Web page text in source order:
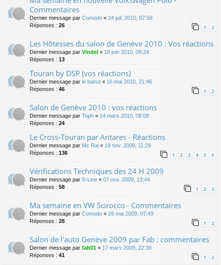
Commentaires
Dernier message par Comodo « 24 juil. 2010, 07:58
Réponses : 26 1 2
Les Hôtesses du salon de Genève 2010 : Vos réactions
Dernier message par Vindel « 18 juin 2010, 09:24
Réponses : 13
Touran by DSP (vos réactions)
Dernier message par le bahut « 16 mai 2010, 21:46
Réponses : 46 1 2
Salon de Genève 2010 : vos réactions
Dernier message par Toph « 14 mars 2010, 08:09
Réponses : 24
Le Cross-Touran par Antares - Réactions
Dernier message par Mc Rai « 19 nov. 2009, 11:29
Réponses : 136 1 2 3 4 5 6
Vérifications Techniques des 24 H 2009
Dernier message par S-Line « 07 nov. 2009, 13:44
Réponses : 58 1 2 3
Ma semaine en VW Scirocco - Commentaires
Dernier message par Comodo « 28 mai 2009, 07:49
Réponses : 28 1 2
Salon de l'auto Genève 2009 par Fab : commentaires
Dernier message par fab01 « 17 mars 2009, 22:39
Réponses : 41 1 2